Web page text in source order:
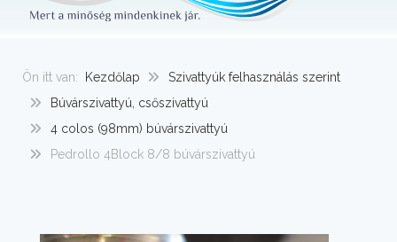
Ön itt van: Kezdőlap
Szivattyúk felhasználás szerint
Búvárszivattyú, csőszivattyú
4 colos (98mm) búvárszivattyú
Pedrollo 4Block 8/8 búvárszivattyú